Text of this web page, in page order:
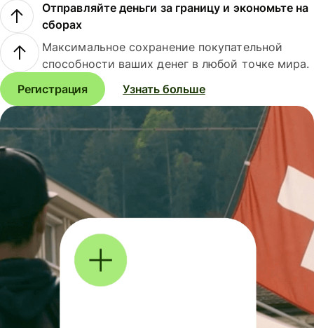
Отправляйте деньги за границу и экономьте на
сборах
Максимальное сохранение покупательной
способности ваших денег в любой точке мира.
Регистрация
Узнать больше